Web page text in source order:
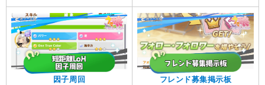
因子周回 フレンド募集掲示板